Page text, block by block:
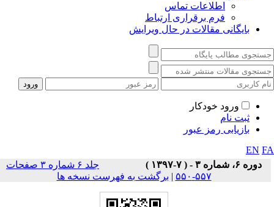
اطلاعات تماس
فرم برقراری ارتباط
بایگانی مقالات در حال ویرایش
ورود خودکار
ثبت نام
بازیابی رمز عبور
EN
دوره ۶، شماره ۳ - ( ۷-۱۳۹۷ )
جلد ۶ شماره ۳ صفحات
۵۵۷-۵۵۰
| برگشت به فهرست نسخه ها